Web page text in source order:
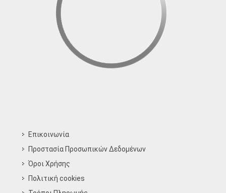
Επικοινωνία
Προστασία Προσωπικών Δεδομένων
Όροι Χρήσης
Πολιτική cookies